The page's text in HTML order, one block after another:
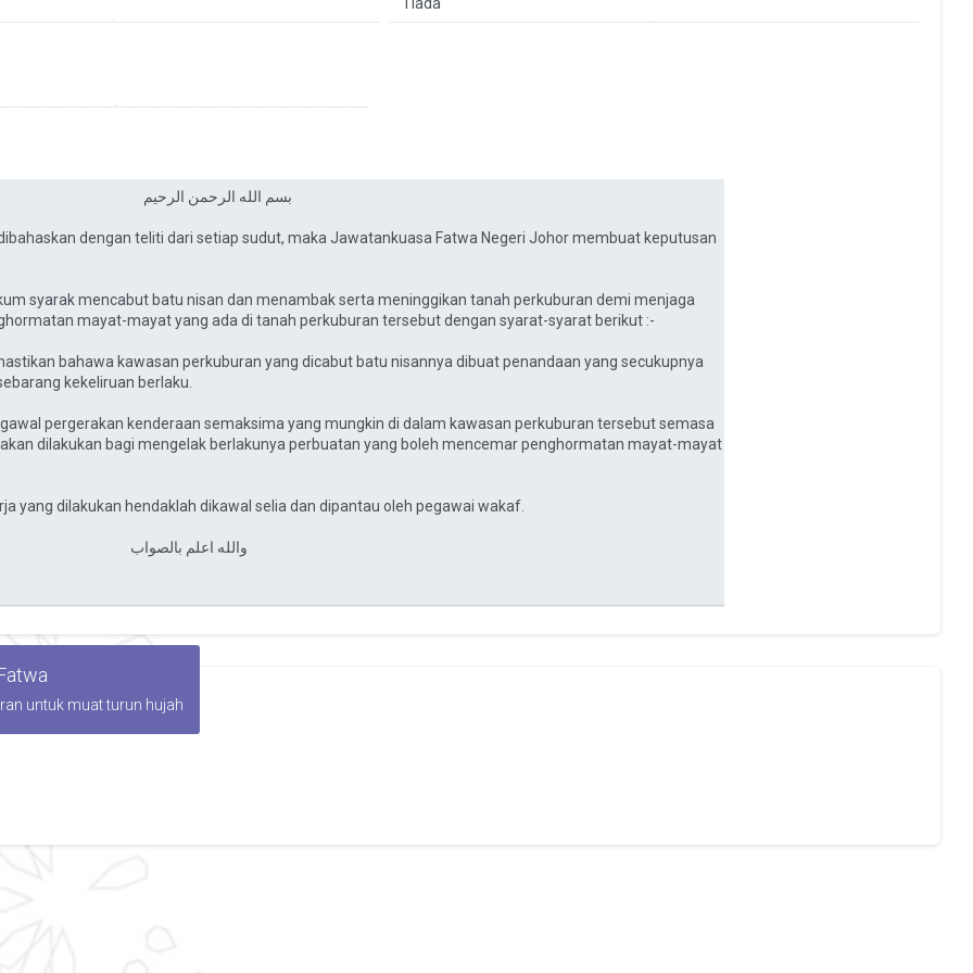
untuk muat turun hujah